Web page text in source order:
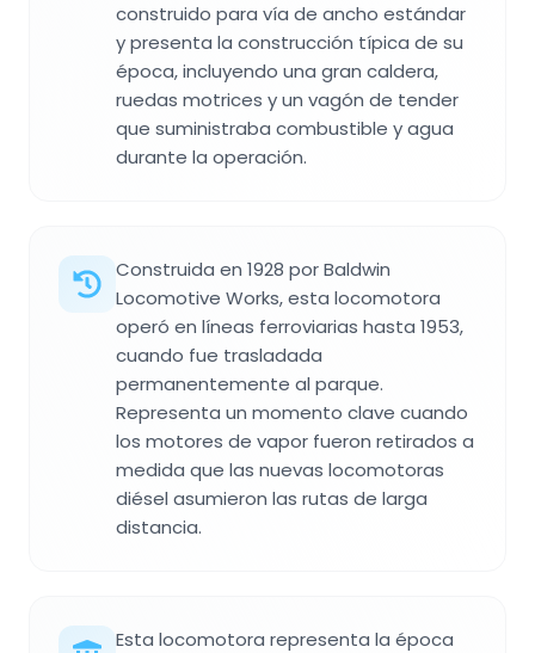
construido para vía de ancho estándar
y presenta la construcción típica de su
época, incluyendo una gran caldera,
ruedas motrices y un vagón de tender
que suministraba combustible y agua
durante la operación.
Construida en 1928 por Baldwin
Locomotive Works, esta locomotora
operó en líneas ferroviarias hasta 1953,
cuando fue trasladada
permanentemente al parque.
Representa un momento clave cuando
los motores de vapor fueron retirados a
medida que las nuevas locomotoras
diésel asumieron las rutas de larga
distancia.
Esta locomotora representa la época